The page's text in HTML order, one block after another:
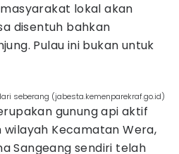
lokal akan
disentuh bahkan
Pulau ini bukan untuk
seberang (jabesta.kemenparekraf.go.id)
gunung api aktif
Kecamatan Wera,
Sangeang sendiri telah